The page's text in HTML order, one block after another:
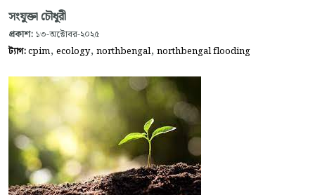
সংযুক্তা চৌধুরী
প্রকাশ: ১৩-অক্টোবর-২০২৫
ট্যাগ:cpim, ecology, northbengal, northbengal flooding